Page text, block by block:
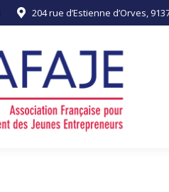
204 rue d’Estienne d’Orves,
ACCUEIL L’ASSOCIATION